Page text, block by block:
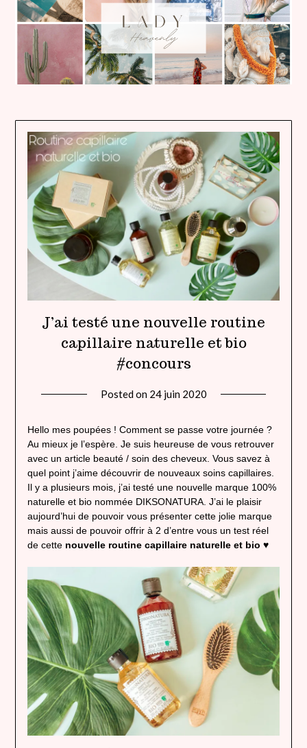
J’ai testé une nouvelle routine
capillaire naturelle et bio
#concours
Posted on 24 juin 2020
heavenly
Hello mes poupées ! Comment se passe votre journée ?
Au mieux je l’espère. Je suis heureuse de vous retrouver
avec un article beauté / soin des cheveux. Vous savez à
quel point j’aime découvrir de nouveaux soins capillaires.
Il y a plusieurs mois, j’ai testé une nouvelle marque 100%
naturelle et bio nommée DIKSONATURA. J’ai le plaisir
aujourd’hui de pouvoir vous présenter cette jolie marque
mais aussi de pouvoir offrir à 2 d’entre vous un test réel
de cette nouvelle routine capillaire naturelle et bio ♥